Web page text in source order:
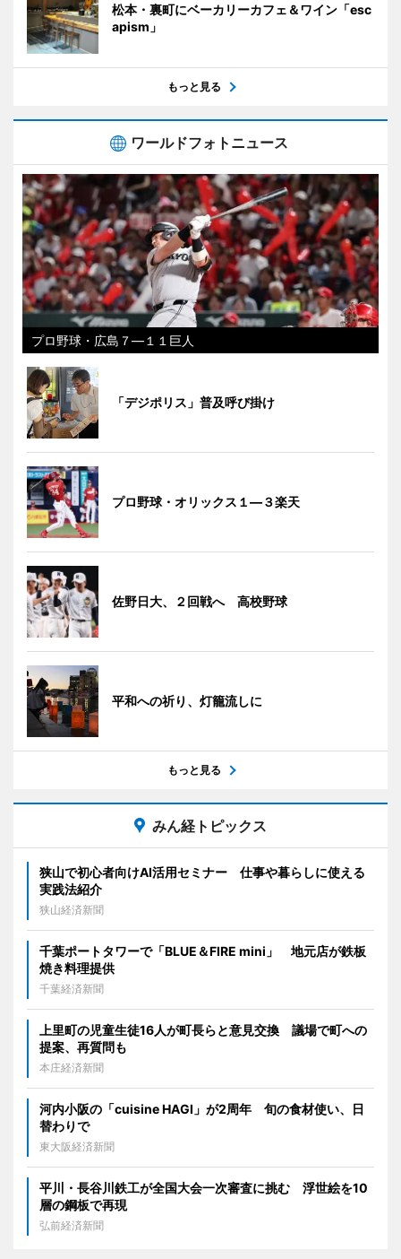
松本・裏町にベーカリーカフェ＆ワイン「esc
apism」
もっと見る
ワールドフォトニュース
プロ野球・広島７―１１巨人
「デジポリス」普及呼び掛け
プロ野球・オリックス１―３楽天
佐野日大、２回戦へ 高校野球
平和への祈り、灯籠流しに
もっと見る
みん経トピックス
狭山で初心者向けAI活用セミナー 仕事や暮らしに使える
実践法紹介
狭山経済新聞
千葉ポートタワーで「BLUE＆FIRE mini」 地元店が鉄板
焼き料理提供
千葉経済新聞
上里町の児童生徒16人が町長らと意見交換 議場で町への
提案、再質問も
本庄経済新聞
河内小阪の「cuisine HAGI」が2周年 旬の食材使い、日
替わりで
東大阪経済新聞
平川・長谷川鉄工が全国大会一次審査に挑む 浮世絵を10
層の鋼板で再現
弘前経済新聞